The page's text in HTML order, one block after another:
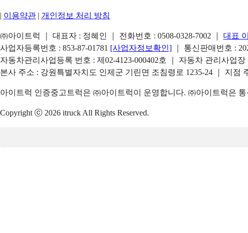
| 이용약관 | 개인정보 처리 방침
㈜아이트럭 ｜ 대표자 : 정혜인 ｜ 전화번호 : 0508-0328-7002 대표
사업자등록번호 : 853-87-01781 [사업자정보확인]
｜ 통신판매번호 :
자동차관리사업등록 번호 : 제02-4123-000402호 ｜ 자동차 관리사업
본사 주소 : 강원특별자치도 인제군 기린면 조침령로 1235-24 ｜ 지점
아이트럭 인증중고트럭은 ㈜아이트럭이 운영합니다. ㈜아이트럭은
Copyright ⓒ 2026 itruck All Rights Reserved.